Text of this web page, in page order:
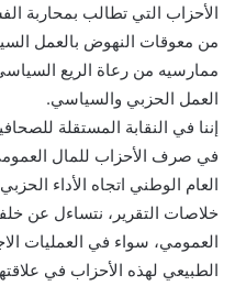
الأحزاب التي تطالب بمحاربة
من معوقات النهوض بالعمل
ممارسيه من رعاة الريع
العمل الحزبي والسياسي.
إننا في النقابة المستقلة
في صرف الأحزاب للمال
العام الوطني اتجاه الأداء
خلاصات التقرير، نتساءل عن
العمومي، سواء في العمليات
الطبيعي لهذه الأحزاب في